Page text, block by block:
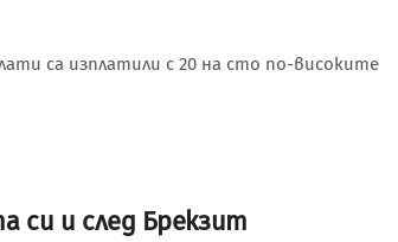
са изплатили с 20 на сто по-високите
си и след Брекзит